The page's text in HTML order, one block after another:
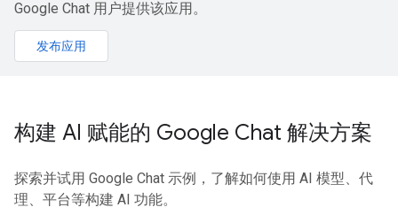
Google Chat 用户提供该应用。
发布应用
构建 AI 赋能的 Google Chat 解决方案
探索并试用 Google Chat 示例，了解如何使用 AI 模型、代
理、平台等构建 AI 功能。